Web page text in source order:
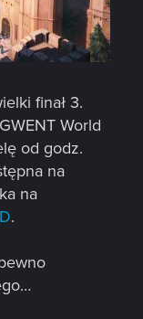
finał 3.
World
od godz.
na
na
.